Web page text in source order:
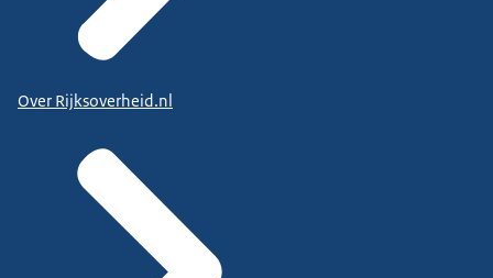
Over Rijksoverheid.nl